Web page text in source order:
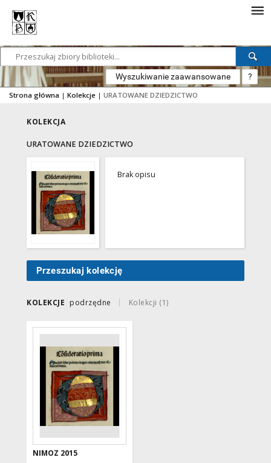
Wyszukiwanie zaawansowane ?
Strona główna | Kolekcje | URATOWANE DZIEDZICTWO
KOLEKCJA
URATOWANE DZIEDZICTWO
Brak opisu
Przeszukaj kolekcję
KOLEKCJE podrzędne Kolekcji (1)
NIMOZ 2015